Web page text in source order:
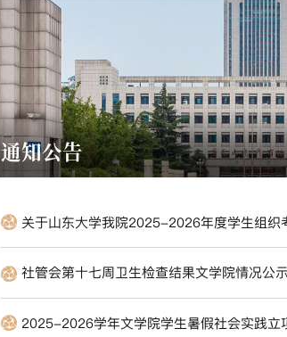
通知公告
关于山东大学我院2025-2026年度学生组织
社管会第十七周卫生检查结果文学院情况公示
2025-2026学年文学院学生暑假社会实践立